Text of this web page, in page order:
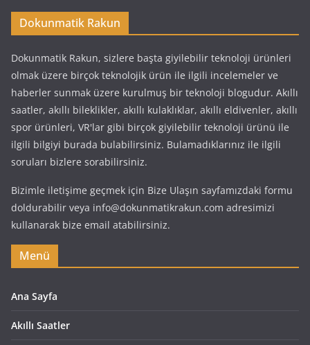
Dokunmatik Rakun
Dokunmatik Rakun, sizlere başta giyilebilir teknoloji ürünleri
olmak üzere birçok teknolojik ürün ile ilgili incelemeler ve
haberler sunmak üzere kurulmuş bir teknoloji blogudur. Akıllı
saatler, akıllı bileklikler, akıllı kulaklıklar, akıllı eldivenler, akıllı
spor ürünleri, VR'lar gibi birçok giyilebilir teknoloji ürünü ile
ilgili bilgiyi burada bulabilirsiniz. Bulamadıklarınız ile ilgili
soruları bizlere sorabilirsiniz.
Bizimle iletişime geçmek için Bize Ulaşın sayfamızdaki formu
doldurabilir veya info@dokunmatikrakun.com adresimizi
kullanarak bize email atabilirsiniz.
Menü
Ana Sayfa
Akıllı Saatler